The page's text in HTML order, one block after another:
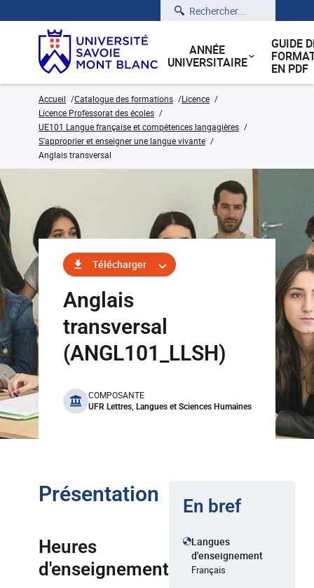
Rechercher
ANNÉE
UNIVERSITAIRE
GUIDE
EN PDF
Accueil Catalogue des formations
Licence
Licence Professorat des écoles
UE101 Langue française et compétences langagières
S'approprier et enseigner une langue vivante
Anglais transversal
Télécharger
Anglais
transversal
(ANGL101_LLSH)
benefits
COMPOSANTE
UFR Lettres, Langues et Sciences Humaines
Présentation
Heures
d'enseignement
En bref
Langues
d'enseignement
Français